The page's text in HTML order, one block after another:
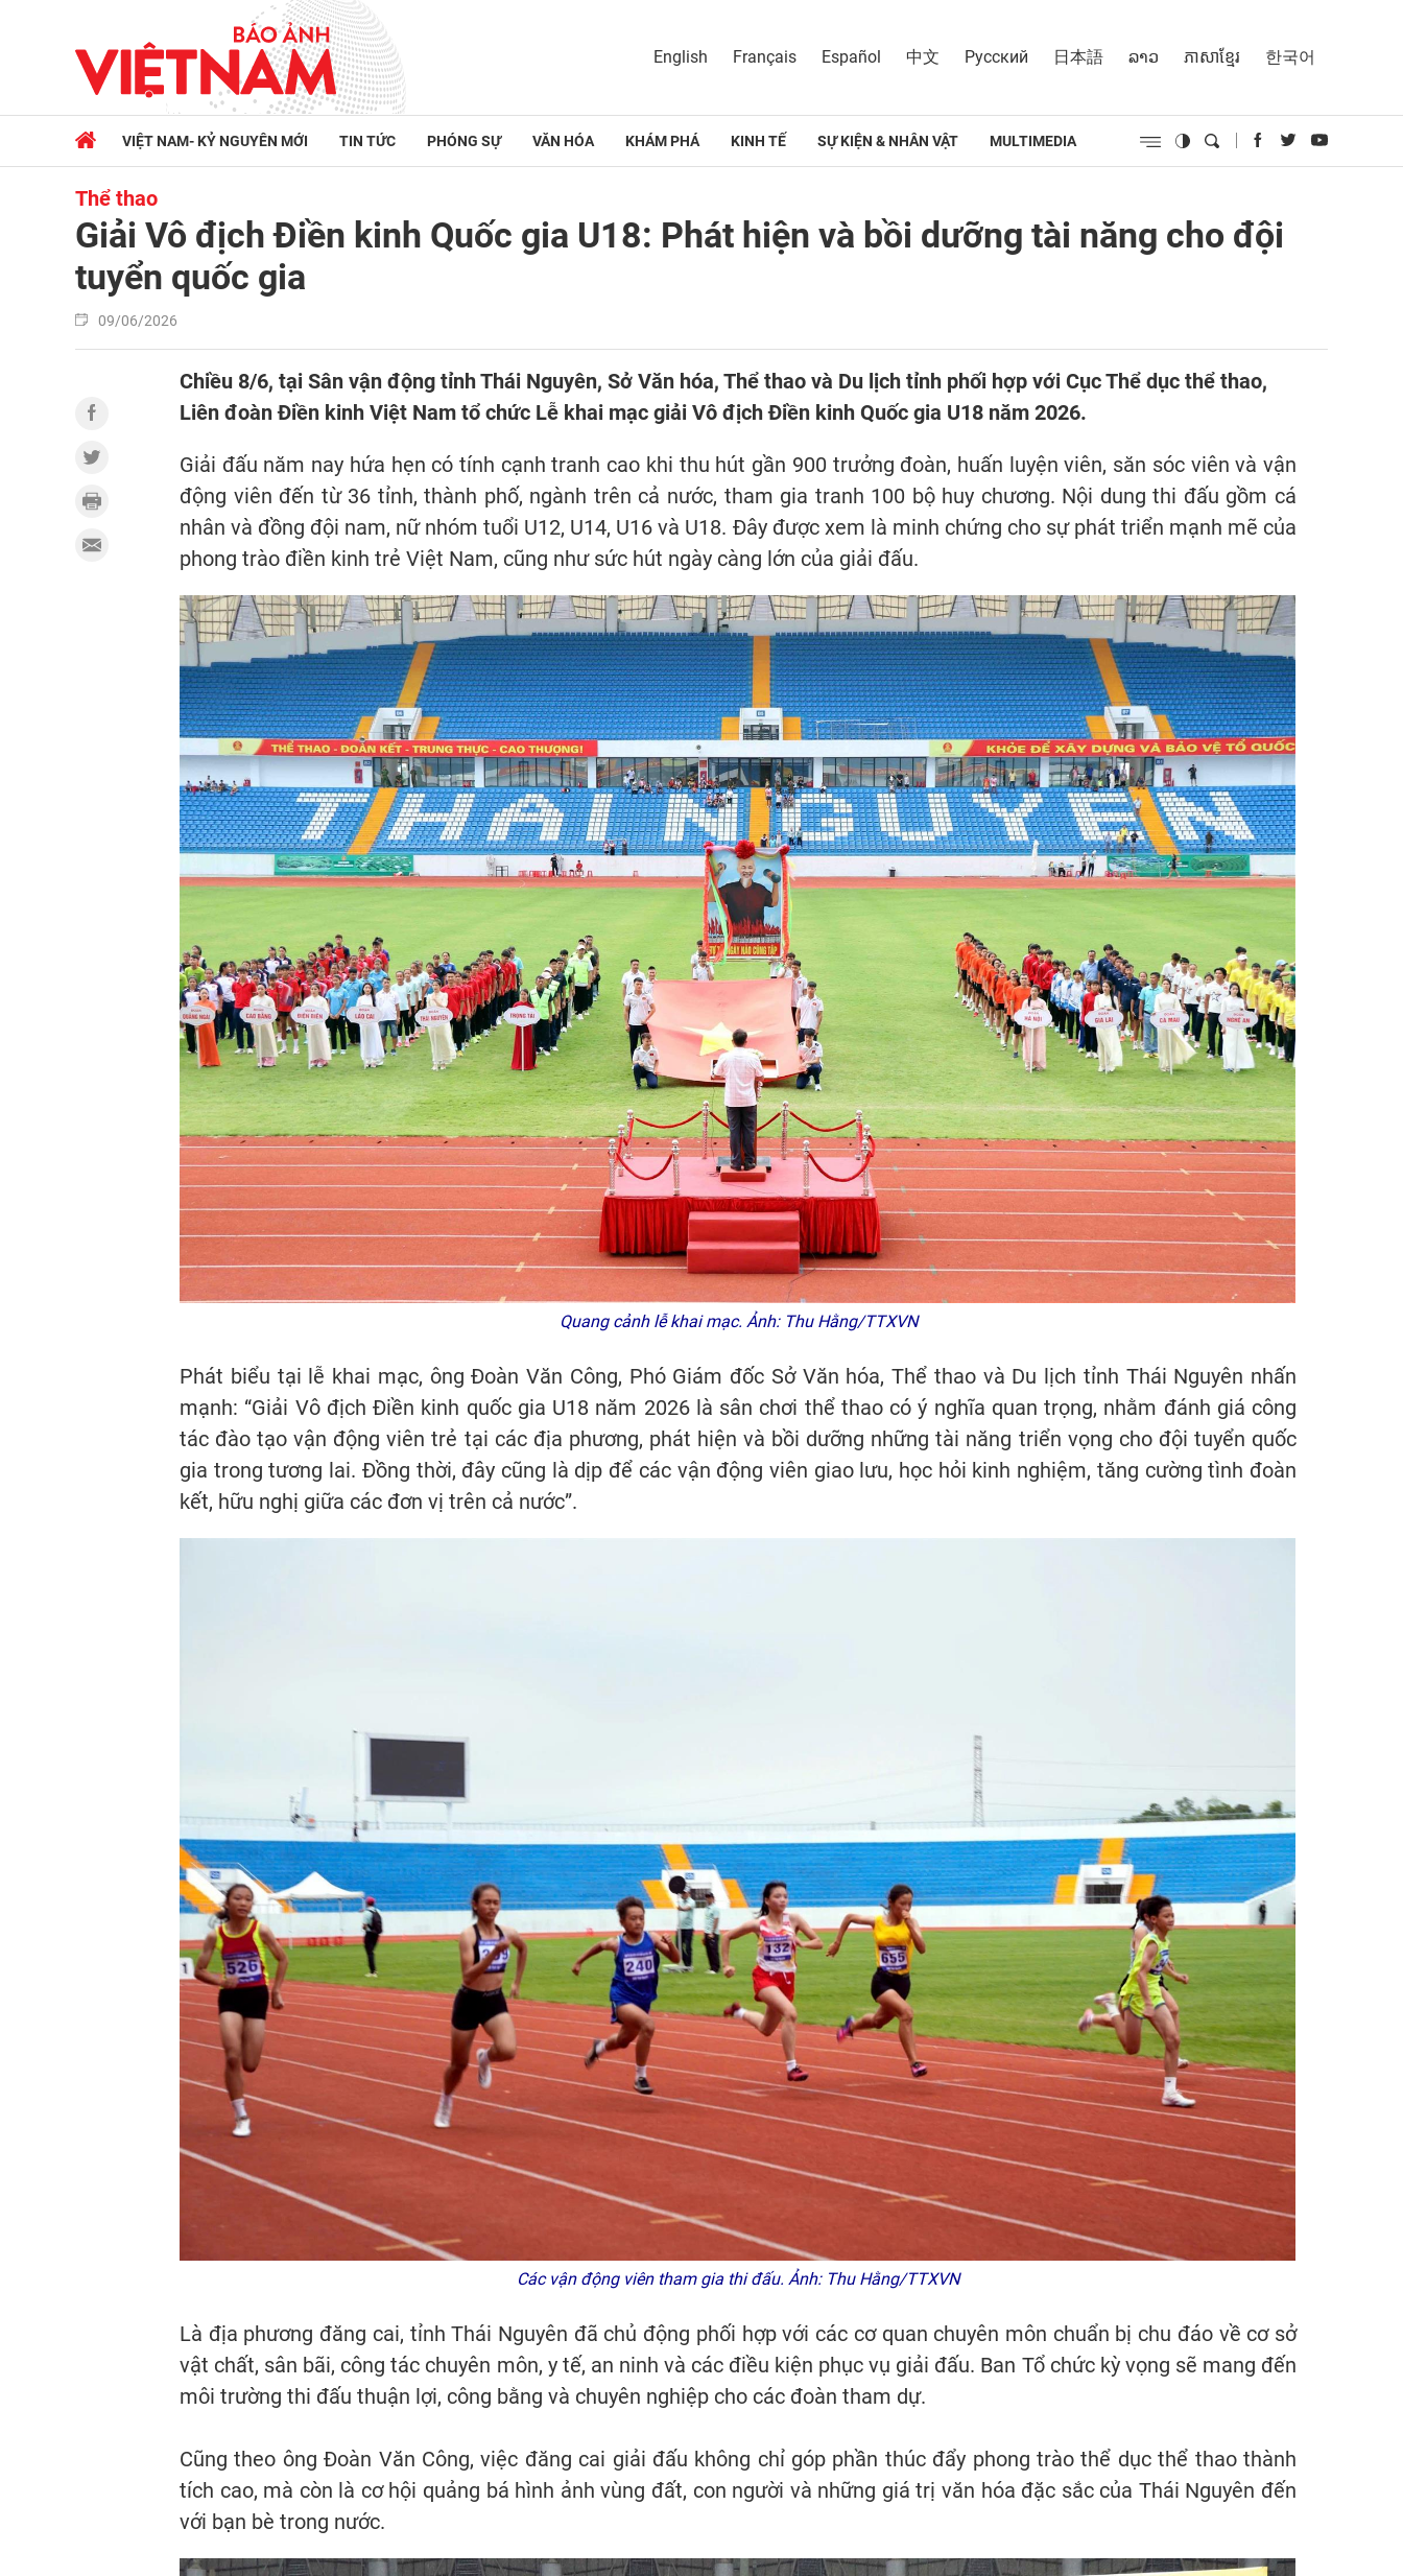
English Français Español 中文 Русский 日本語 ລາວ ភាសាខ្មែរ 한국어
VIỆT NAM- KỶ NGUYÊN MỚI TIN TỨC PHÓNG SỰ VĂN HÓA KHÁM PHÁ KINH TẾ SỰ KIỆN & NHÂN VẬT MULTIMEDIA
Thể thao
Giải Vô địch Điền kinh Quốc gia U18: Phát hiện và bồi dưỡng tài năng cho đội
tuyển quốc gia
09/06/2026
Chiều 8/6, tại Sân vận động tỉnh Thái Nguyên, Sở Văn hóa, Thể thao và Du lịch tỉnh phối hợp với Cục Thể dục thể thao,
Liên đoàn Điền kinh Việt Nam tổ chức Lễ khai mạc giải Vô địch Điền kinh Quốc gia U18 năm 2026.
Giải đấu năm nay hứa hẹn có tính cạnh tranh cao khi thu hút gần 900 trưởng đoàn, huấn luyện viên, săn sóc viên và vận
động viên đến từ 36 tỉnh, thành phố, ngành trên cả nước, tham gia tranh 100 bộ huy chương. Nội dung thi đấu gồm cá
nhân và đồng đội nam, nữ nhóm tuổi U12, U14, U16 và U18. Đây được xem là minh chứng cho sự phát triển mạnh mẽ của
phong trào điền kinh trẻ Việt Nam, cũng như sức hút ngày càng lớn của giải đấu.
Quang cảnh lễ khai mạc. Ảnh: Thu Hằng/TTXVN
Phát biểu tại lễ khai mạc, ông Đoàn Văn Công, Phó Giám đốc Sở Văn hóa, Thể thao và Du lịch tỉnh Thái Nguyên nhấn
mạnh: “Giải Vô địch Điền kinh quốc gia U18 năm 2026 là sân chơi thể thao có ý nghĩa quan trọng, nhằm đánh giá công
tác đào tạo vận động viên trẻ tại các địa phương, phát hiện và bồi dưỡng những tài năng triển vọng cho đội tuyển quốc
gia trong tương lai. Đồng thời, đây cũng là dịp để các vận động viên giao lưu, học hỏi kinh nghiệm, tăng cường tình đoàn
kết, hữu nghị giữa các đơn vị trên cả nước”.
Các vận động viên tham gia thi đấu. Ảnh: Thu Hằng/TTXVN
Là địa phương đăng cai, tỉnh Thái Nguyên đã chủ động phối hợp với các cơ quan chuyên môn chuẩn bị chu đáo về cơ sở
vật chất, sân bãi, công tác chuyên môn, y tế, an ninh và các điều kiện phục vụ giải đấu. Ban Tổ chức kỳ vọng sẽ mang đến
môi trường thi đấu thuận lợi, công bằng và chuyên nghiệp cho các đoàn tham dự.
Cũng theo ông Đoàn Văn Công, việc đăng cai giải đấu không chỉ góp phần thúc đẩy phong trào thể dục thể thao thành
tích cao, mà còn là cơ hội quảng bá hình ảnh vùng đất, con người và những giá trị văn hóa đặc sắc của Thái Nguyên đến
với bạn bè trong nước.